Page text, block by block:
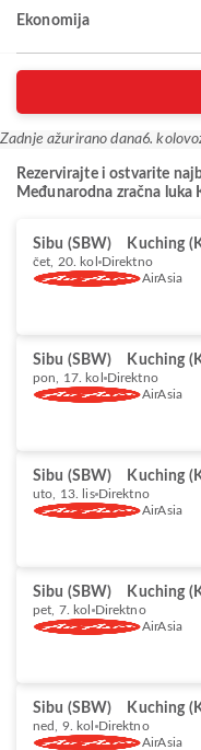
Ekonomija
Zadnje ažurirano dana6.
Rezervirajte i ostvarite
Međunarodna zračna luka
Sibu (SBW) Kuching
čet, 20. kol Direktno
AirAsia
Sibu (SBW) Kuching
pon, 17. kol Direktno
AirAsia
Sibu (SBW) Kuching
uto, 13. lis Direktno
AirAsia
Sibu (SBW) Kuching
pet, 7. kol Direktno
AirAsia
Sibu (SBW) Kuching
ned, 9. kol Direktno
AirAsia